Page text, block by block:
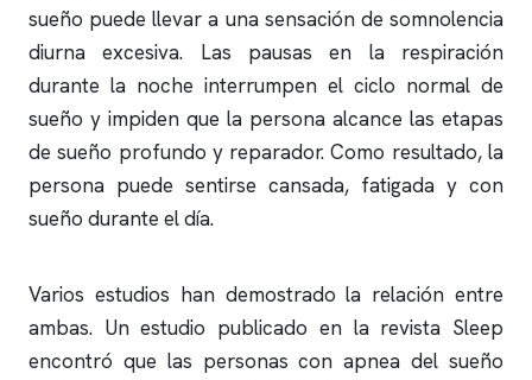
sueño puede llevar a una sensación de somnolencia
diurna excesiva. Las pausas en la respiración
durante la noche interrumpen el ciclo normal de
sueño y impiden que la persona alcance las etapas
de sueño profundo y reparador. Como resultado, la
persona puede sentirse cansada, fatigada y con
sueño durante el día.
Varios estudios han demostrado la relación entre
ambas. Un estudio publicado en la revista Sleep
encontró que las personas conapnea del sueño